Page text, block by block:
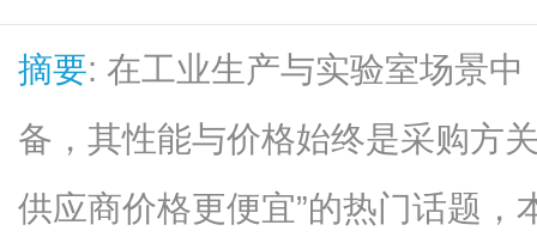
摘要: 在工业生产与实验室场景
备，其性能与价格始终是采购方
供应商价格更便宜”的热门话题